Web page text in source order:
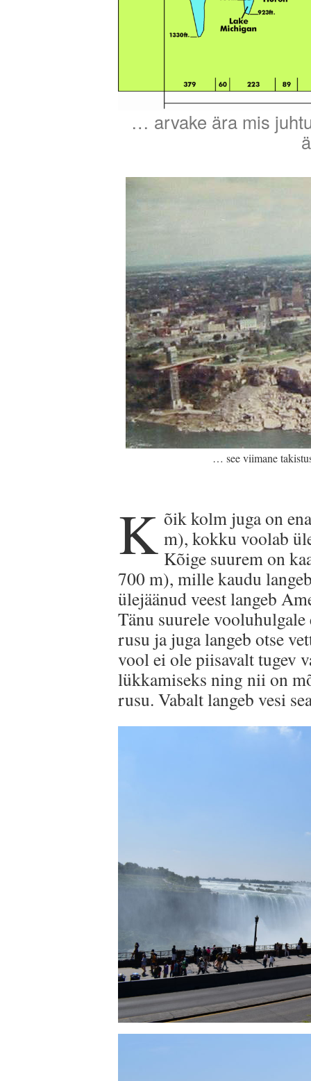
… arvake ära mis
… see viimane
K õik kolm juga on
m), kokku voolab
Kõige suurem on
700 m), mille kaudu
ülejäänud veest langeb
Tänu suurele
rusu ja juga langeb otse
vool ei ole piisavalt tugev
lükkamiseks ning nii on
rusu. Vabalt langeb vesi